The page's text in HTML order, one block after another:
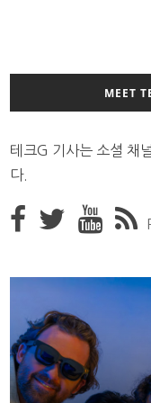
MEET
테크G 기사는 소셜 채
다.